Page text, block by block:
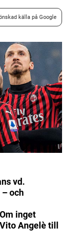
källa på Google
vd.
och
inget
Angelè till